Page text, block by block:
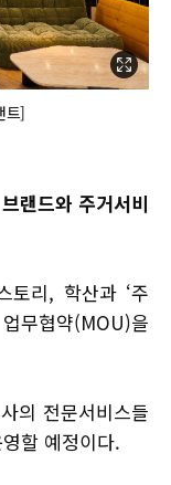
트]
랜드와 주거서비
토리, 학산과 ‘주
무협약(MOU)을
의 전문서비스들
할 예정이다.